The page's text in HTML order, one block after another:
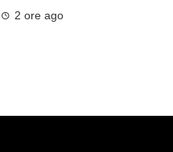
2 ore ago